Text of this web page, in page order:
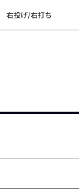
右投げ/右打ち